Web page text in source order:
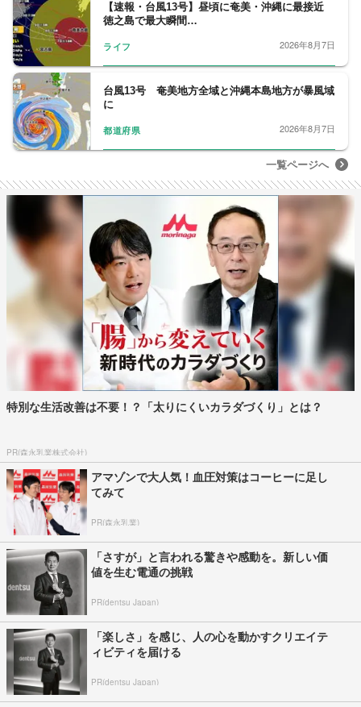
【速報・台風13号】昼頃に奄美・沖縄に最接近
徳之島で最大瞬間…
ライフ 2026年8月7日
台風13号 奄美地方全域と沖縄本島地方が暴風域
に
都道府県 2026年8月7日
一覧ページへ
特別な生活改善は不要！？「太りにくいカラダづくり」とは？
PR(森永乳業株式会社)
アマゾンで大人気！血圧対策はコーヒーに足し
てみて
PR(森永乳業)
「さすが」と言われる驚きや感動を。新しい価
値を生む電通の挑戦
PR(dentsu Japan)
「楽しさ」を感じ、人の心を動かすクリエイテ
ィビティを届ける
PR(dentsu Japan)